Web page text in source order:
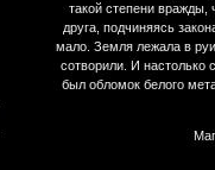
такой степени вражды,
друга, подчиняясь
мало. Земля лежала в
сотворили. И настолько
был обломок белого